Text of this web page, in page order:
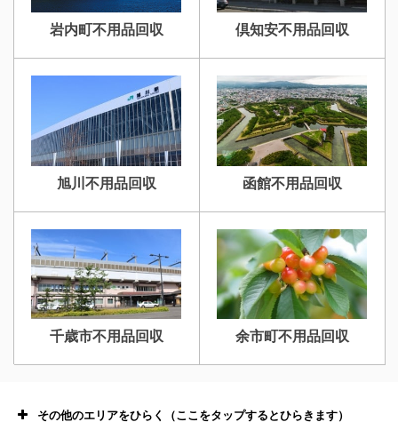
岩内町不用品回収 倶知安不用品回収
旭川不用品回収 函館不用品回収
千歳市不用品回収 余市町不用品回収
その他のエリアをひらく（ここをタップするとひらきます）